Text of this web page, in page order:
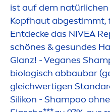
ist auf dem
Kopfhaut abgestimmt,
Entdecke das NIVEA
schönes & gesundes
Glanz! - Veganes
biologisch abbaubar
gleichwertigen
Silikon - Shampoo